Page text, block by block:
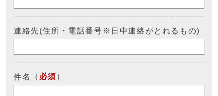
連絡先(住所・電話番号※日中連絡がとれるもの)
件名 （ 必須 ）